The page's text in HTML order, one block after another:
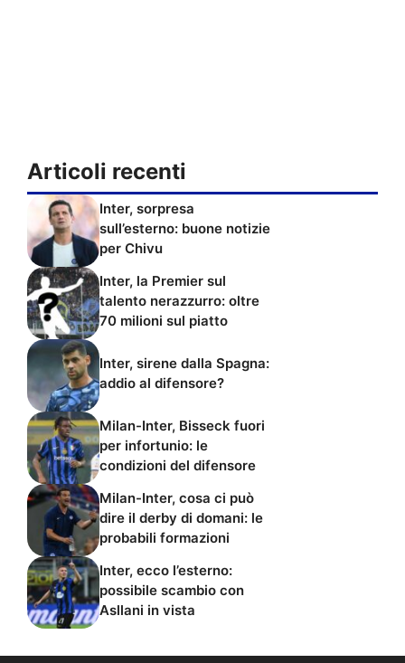
Articoli recenti
Inter, sorpresa
sull’esterno: buone notizie
per Chivu
Inter, la Premier sul
talento nerazzurro: oltre
70 milioni sul piatto
Inter, sirene dalla Spagna:
addio al difensore?
Milan-Inter, Bisseck fuori
per infortunio: le
condizioni del difensore
Milan-Inter, cosa ci può
dire il derby di domani: le
probabili formazioni
Inter, ecco l’esterno:
possibile scambio con
Asllani in vista